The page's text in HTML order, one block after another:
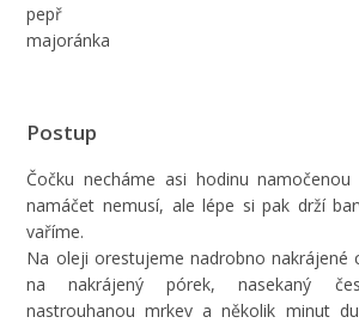
pepř
majoránka
Postup
Čočku necháme asi hodinu
namáčet nemusí, ale lépe si pak drží
vaříme.
Na oleji orestujeme nadrobno nakrájené
na nakrájený pórek, nasekaný
nastrouhanou mrkev a několik minut